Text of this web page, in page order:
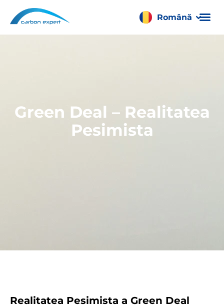
Română
Français
Green Deal – Realitatea
Pesimista
Realitatea Pesimista a Green Deal